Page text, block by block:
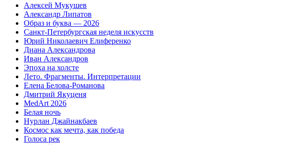
Алексей Мукушев
Александр Липатов
Образ и буква — 2026
Санкт-Петербургская неделя искусств
Юрий Николаевич Елиференко
Диана Александрова
Иван Александров
Эпоха на холсте
Лето. Фрагменты. Интерпретации
Елена Белова-Романова
Дмитрий Якуценя
MedArt 2026
Белая ночь
Нурлан Джайнакбаев
Космос как мечта, как победа
Голоса рек